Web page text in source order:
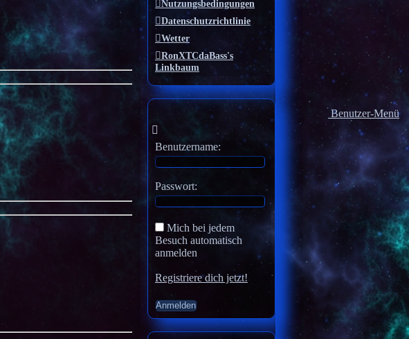
Nutzungsbedingungen
Datenschutzrichtlinie
Wetter
RonXTCdaBass's
Linkbaum
Benutzer-Menü
Benutzername:
Passwort:
Mich bei jedem
Besuch automatisch
anmelden
Registriere dich jetzt!